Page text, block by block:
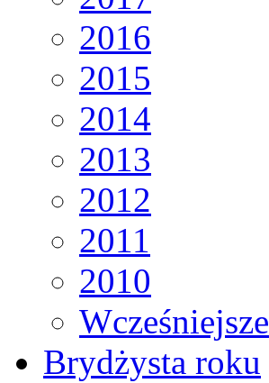
2016
2015
2014
2013
2012
2011
2010
Wcześniejsze
Brydżysta roku